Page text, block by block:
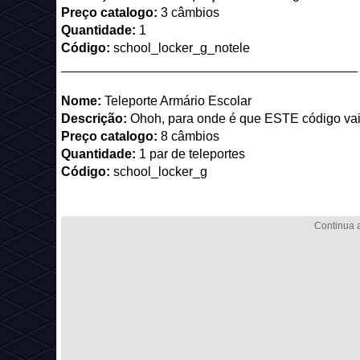
Preço catalogo: 3 câmbios
Quantidade: 1
Código: school_locker_g_notele
Nome: Teleporte Armário Escolar
Descrição: Ohoh, para onde é que ESTE código
Preço catalogo: 8 câmbios
Quantidade: 1 par de teleportes
Código: school_locker_g